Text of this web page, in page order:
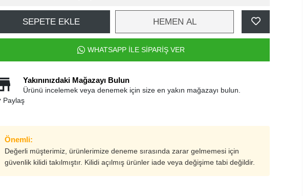
SEPETE EKLE HEMEN AL
WHATSAPP İLE SİPARİŞ VER
Yakınınızdaki Mağazayı Bulun
Ürünü incelemek veya denemek için size en yakın mağazayı bulun.
Paylaş
Önemli:
Değerli müşterimiz, ürünlerimize deneme sırasında zarar gelmemesi için
güvenlik kilidi takılmıştır. Kilidi açılmış ürünler iade veya değişime tabi değildir.